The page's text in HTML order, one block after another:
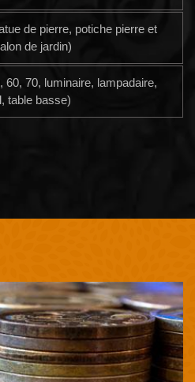
de pierre, potiche pierre et
de jardin)
60, 70, luminaire, lampadaire,
table basse)